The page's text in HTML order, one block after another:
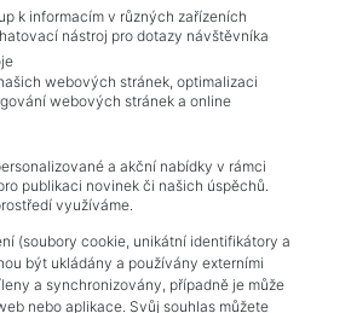
NAVIGACE
podmínky
osobních údajů
Realitní kanceláře
Kontakt
k informacím v různých zařízeních
nástroj pro dotazy návštěvníka
webových stránek, optimalizaci
webových stránek a online
a akční nabídky v rámci
publikaci novinek či našich úspěchů.
využíváme.
(soubory cookie, unikátní identifikátory a
být ukládány a používány externími
a synchronizovány, případně je může
nebo aplikace. Svůj souhlas můžete